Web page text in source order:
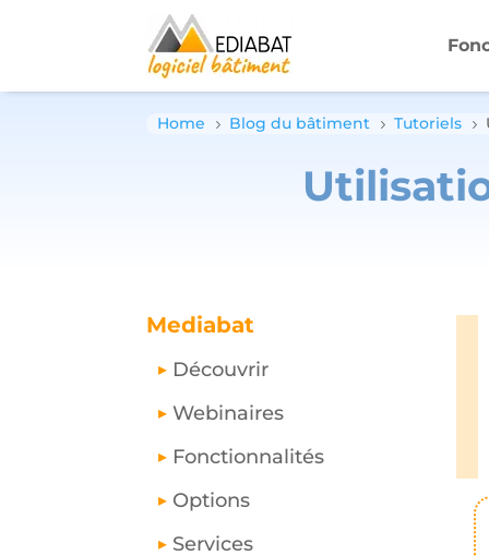
Home 5 Blog du bâtiment 5 Tutoriels 5
Mediabat
Découvrir
Webinaires
Fonctionnalités
Options
Services